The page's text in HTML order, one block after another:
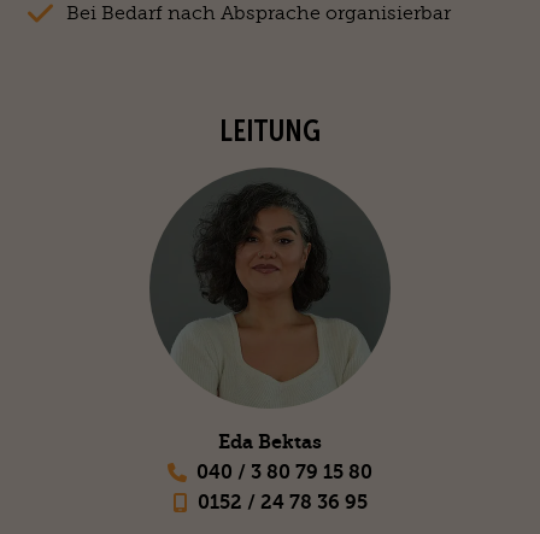
Bei Bedarf nach Absprache organisierbar
LEITUNG
Eda Bektas
040 / 3 80 79 15 80
0152 / 24 78 36 95